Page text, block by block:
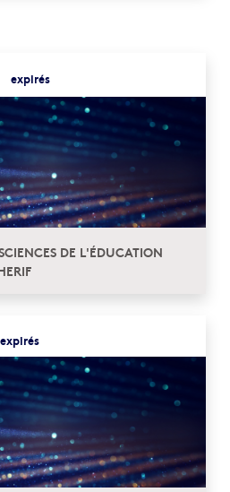
expirés
DE L'ÉDUCATION
expirés